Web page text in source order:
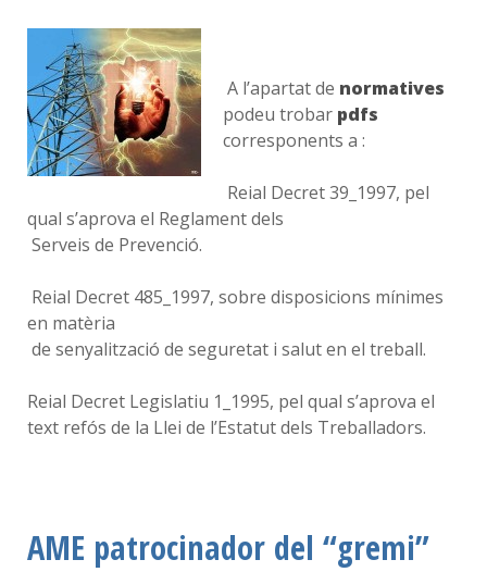
A l’apartat de normatives
podeu trobar pdfs
corresponents a :
Reial Decret 39_1997, pel
qual s’aprova el Reglament dels
Serveis de Prevenció.
Reial Decret 485_1997, sobre disposicions mínimes
en matèria
de senyalització de seguretat i salut en el treball.
Reial Decret Legislatiu 1_1995, pel qual s’aprova el
text refós de la Llei de l’Estatut dels Treballadors.
AME patrocinador del “gremi”